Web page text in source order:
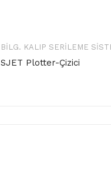
BILG. KALIP SERILEME
SJET Plotter-Çizici